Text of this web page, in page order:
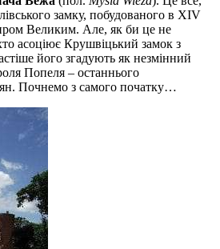
замку, побудованого в XIV
Великим. Але, як би це не
асоціює Крушвіцький замок з
його згадують як незмінний
Попеля – останнього
Почнемо з самого початку…